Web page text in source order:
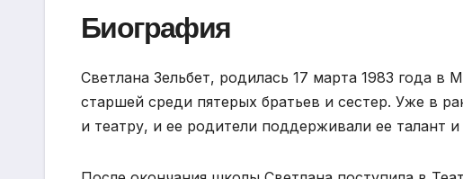
Биография
Светлана Зельбет, родилась 17 марта 1983 года
старшей среди пятерых братьев и сестер. Уже в
и театру, и ее родители поддерживали ее талант и